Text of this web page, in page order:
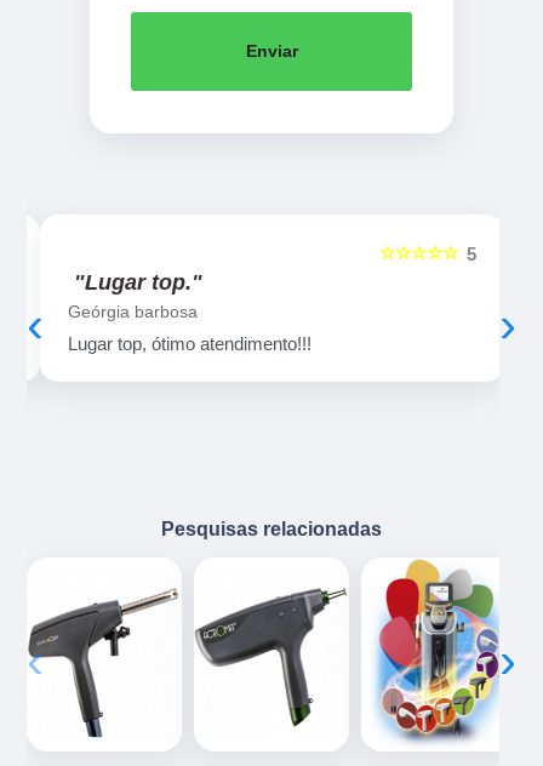
Enviar
5
☆☆☆☆☆
"Lugar top."
Geórgia barbosa
Lugar top, ótimo atendimento!!!
‹ ›
Pesquisas relacionadas
‹ ›